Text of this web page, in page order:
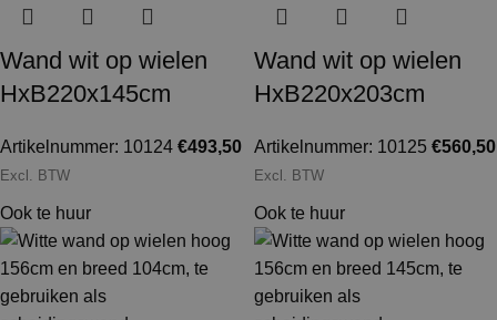
Wand wit op wielen
HxB220x145cm
Artikelnummer: 10124 €493,50
Excl. BTW
Wand wit op wielen
HxB220x203cm
Artikelnummer: 10125 €560,50
Excl. BTW
Ook te huur Ook te huur